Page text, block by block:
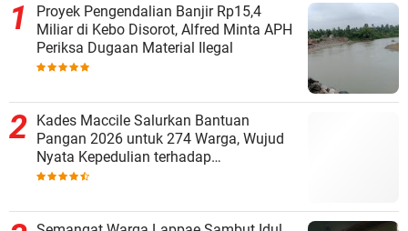
Proyek Pengendalian Banjir Rp15,4
Miliar di Kebo Disorot, Alfred Minta APH
Periksa Dugaan Material Ilegal
Kades Maccile Salurkan Bantuan
Pangan 2026 untuk 274 Warga, Wujud
Nyata Kepedulian terhadap
Kesejahteraan Masyarakat